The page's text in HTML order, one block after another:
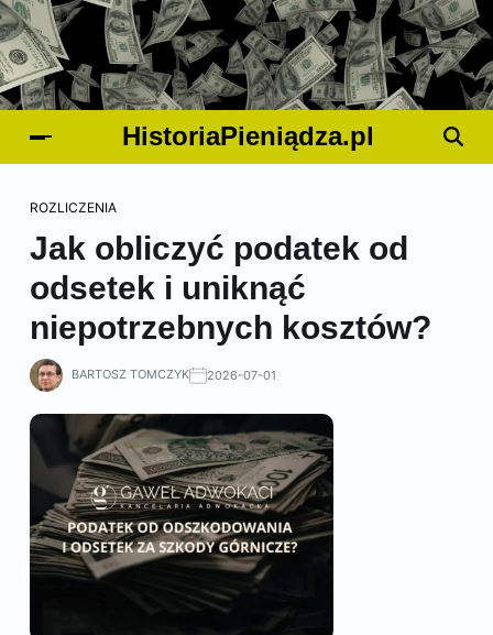
HistoriaPieniądza.pl
ROZLICZENIA
Jak obliczyć podatek od
odsetek i uniknąć
niepotrzebnych kosztów?
BARTOSZ TOMCZYK 2026-07-01